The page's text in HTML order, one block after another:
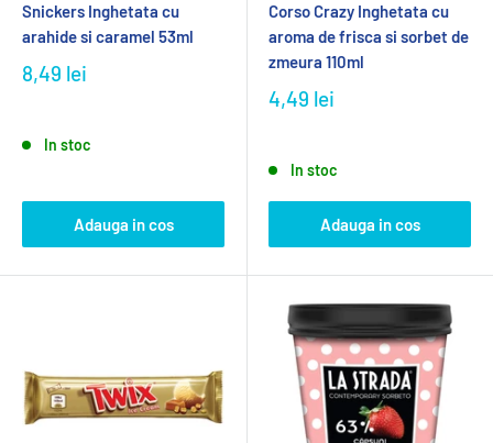
Snickers Inghetata cu
arahide si caramel 53ml
8,49 lei
In stoc
Adauga in cos
Corso Crazy Inghetata cu
aroma de frisca si sorbet de
zmeura 110ml
4,49 lei
In stoc
Adauga in cos